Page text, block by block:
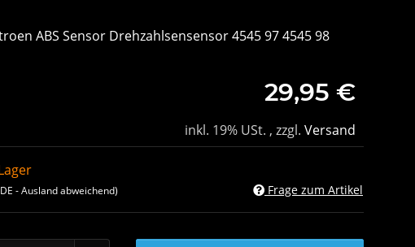
ABS Sensor Drehzahlsensensor 4545 97 4545 98
29,95 €
inkl. 19% USt. , zzgl. Versand
- Ausland abweichend) Frage zum Artikel